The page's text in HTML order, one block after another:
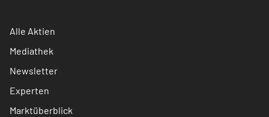
Alle Aktien
Mediathek
Newsletter
Experten
Marktüberblick